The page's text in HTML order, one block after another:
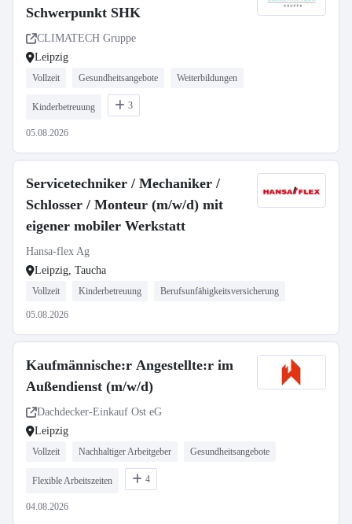
Schwerpunkt SHK
CLIMATECH Gruppe
Leipzig
Vollzeit Gesundheitsangebote Weiterbildungen
Kinderbetreuung 3
05.08.2026
Servicetechniker / Mechaniker /
Schlosser / Monteur (m/w/d) mit
eigener mobiler Werkstatt
Hansa-flex Ag
Leipzig, Taucha
Vollzeit Kinderbetreuung Berufsunfähigkeitsversicherung
05.08.2026
Kaufmännische:r Angestellte:r im
Außendienst (m/w/d)
Dachdecker-Einkauf Ost eG
Leipzig
Vollzeit Nachhaltiger Arbeitgeber Gesundheitsangebote
Flexible Arbeitszeiten 4
04.08.2026